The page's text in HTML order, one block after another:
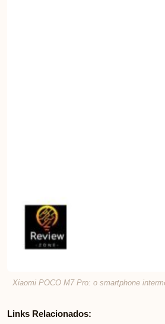
Xiaomi POCO M7 Pro: o smartphone
Links Relacionados: